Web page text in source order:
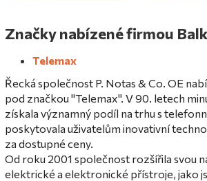
Značky nabízené firmou
Telemax
Řecká společnost P. Notas & Co. OE
pod značkou "Telemax". V 90. letech
získala významný podíl na trhu s
poskytovala uživatelům inovativní
za dostupné ceny.
Od roku 2001 společnost rozšířila svou
elektrické a elektronické přístroje, jako